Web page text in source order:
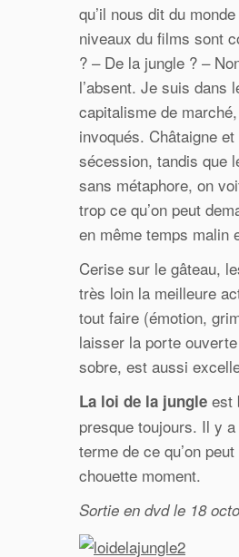
qu’il nous dit du
niveaux du films sont
? – De la jungle ? –
l’absent. Je suis dans
capitalisme de
invoqués. Châtaigne
sécession, tandis que
sans métaphore, on
trop ce qu’on peut
en même temps malin
Cerise sur le gâteau,
très loin la meilleure
tout faire (émotion,
laisser la porte
sobre, est aussi
La loi de la jungle est
presque toujours. Il y
terme de ce qu’on
chouette moment.
Sortie en dvd le 18